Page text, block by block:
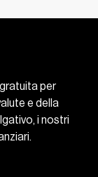
per
e della
i nostri